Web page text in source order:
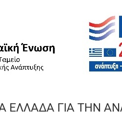
ΕΛΛΑΔΑ ΓΙΑ ΤΗΝ